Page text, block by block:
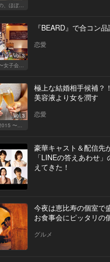
WEB編集部梅木の、ほぼノンフィクション合コン実況中継
Vol.3
女はつらいよ。 〜女子会は、甘くて苦い〜
『BEARD』で合コン
恋愛
Vol.3
やまとなでしこ 2015 〜極上の結婚〜
極上な結婚相手候補？
美容液より女を潤す
恋愛
豪華キャスト＆配信先
「LINEの答えあわせ
えてきた！
今夜は恵比寿の個室で
お食事会にピッタリの
グルメ